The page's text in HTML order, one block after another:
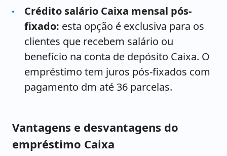
Crédito salário Caixa mensal pós-
fixado: esta opção é exclusiva para os
clientes que recebem salário ou
benefício na conta de depósito Caixa. O
empréstimo tem juros pós-fixados com
pagamento dm até 36 parcelas.
Vantagens e desvantagens do
empréstimo Caixa